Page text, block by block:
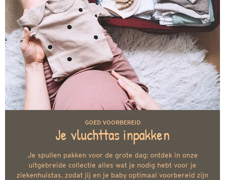
GOED VOORBEREID
Je vluchttas inpakken
Je spullen pakken voor de grote dag: ontdek in onze
uitgebreide collectie alles wat je nodig hebt voor je
ziekenhuistas, zodat jij en je baby optimaal voorbereid zijn